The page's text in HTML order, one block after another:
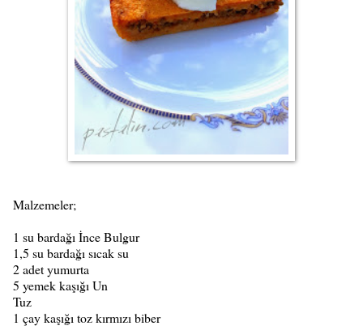
Malzemeler;
1 su bardağı İnce Bulgur
1,5 su bardağı sıcak su
2 adet yumurta
5 yemek kaşığı Un
Tuz
1 çay kaşığı toz kırmızı biber